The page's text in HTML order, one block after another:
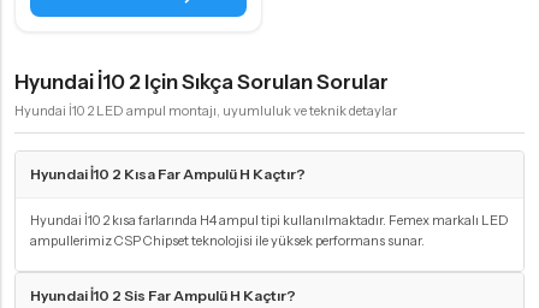
Hyundai İ10 2 Için Sıkça Sorulan Sorular
Hyundai İ10 2 LED ampul montajı, uyumluluk ve teknik detaylar
Hyundai İ10 2 Kısa Far Ampulü H Kaçtır?
Hyundai İ10 2 kısa farlarında H4 ampul tipi kullanılmaktadır. Femex markalı LED
ampullerimiz CSP Chipset teknolojisi ile yüksek performans sunar.
Hyundai İ10 2 Sis Far Ampulü H Kaçtır?